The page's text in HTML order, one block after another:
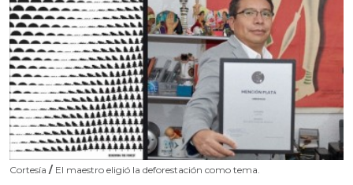
Cortesía / El maestro eligió la deforestación como tema.